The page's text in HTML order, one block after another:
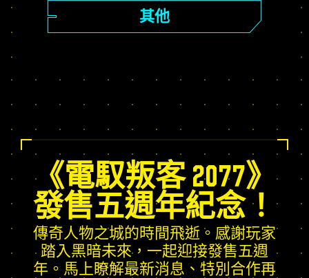
劇情，衡量左右命運的不同抉擇。發揮
資料片專屬聖物技能樹的潛能，體驗動
態生成的開放世界任務、全新委託和其
其他
《電馭叛客 2077》
發售五週年紀念！
傳奇人物之城的時間飛逝。感謝玩家
踏入黑暗未來，一起迎接發售五週
年。馬上瞭解最新消息、特別合作再